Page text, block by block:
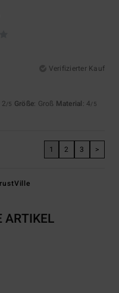
Verifizierter Kauf
2/5 Größe: Groß Material: 4/5
1 2 3 >
ARTIKEL